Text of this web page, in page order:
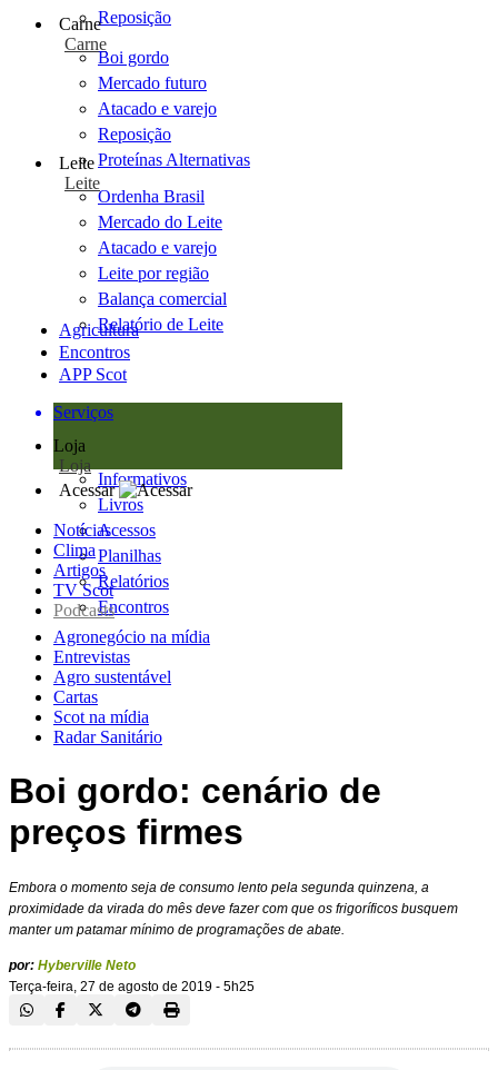
Reposição
Carne
Carne
Boi gordo
Mercado futuro
Atacado e varejo
Reposição
Proteínas Alternativas
Leite
Leite
Ordenha Brasil
Mercado do Leite
Atacado e varejo
Leite por região
Balança comercial
Relatório de Leite
Agricultura
Encontros
APP Scot
Serviços
Loja
Loja
Informativos
Livros
Acessos
Planilhas
Relatórios
Encontros
Acessar
Notícias
Clima
Artigos
TV Scot
Podcasts
Agronegócio na mídia
Entrevistas
Agro sustentável
Cartas
Scot na mídia
Radar Sanitário
Boi gordo: cenário de
preços firmes
Embora o momento seja de consumo lento pela segunda quinzena, a
proximidade da virada do mês deve fazer com que os frigoríficos busquem
manter um patamar mínimo de programações de abate.
por: Hyberville Neto
Terça-feira, 27 de agosto de 2019 - 5h25